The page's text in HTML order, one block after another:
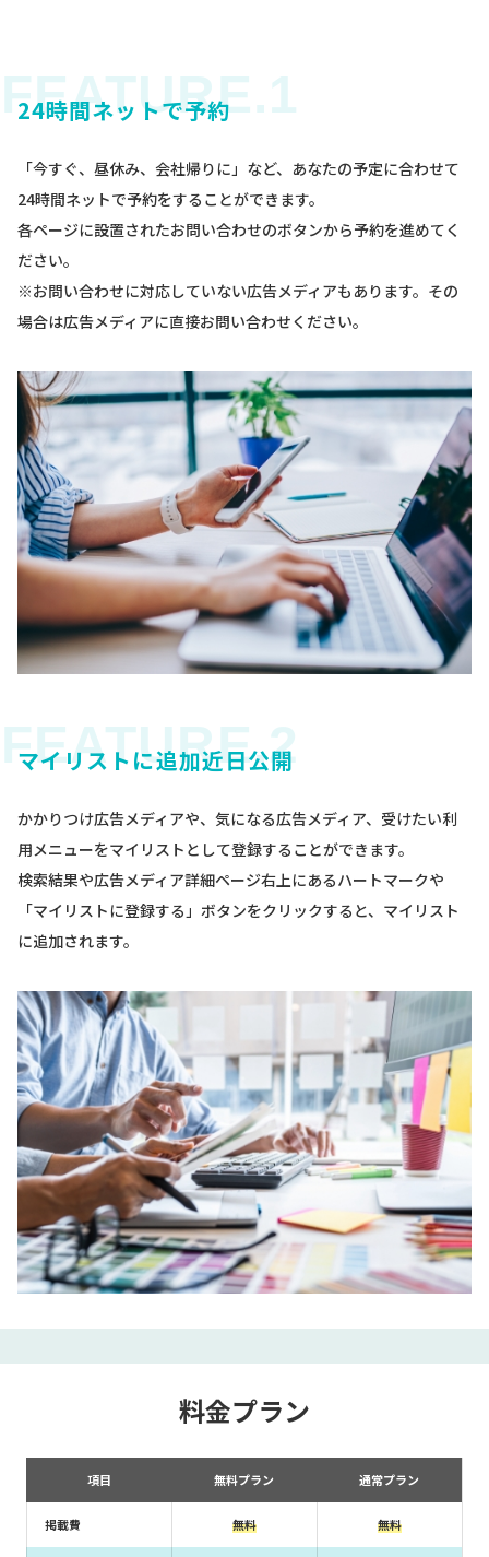
24時間ネットで予約
「今すぐ、昼休み、会社帰りに」など、あなたの予定に合わせて
24時間ネットで予約をすることができます。
各ページに設置されたお問い合わせのボタンから予約を進めてく
ださい。
※お問い合わせに対応していない広告メディアもあります。その
場合は広告メディアに直接お問い合わせください。
マイリストに追加近日公開
かかりつけ広告メディアや、気になる広告メディア、受けたい利
用メニューをマイリストとして登録することができます。
検索結果や広告メディア詳細ページ右上にあるハートマークや
「マイリストに登録する」ボタンをクリックすると、マイリスト
に追加されます。
料金プラン
項目 無料プラン 通常プラン
掲載費 無料 無料